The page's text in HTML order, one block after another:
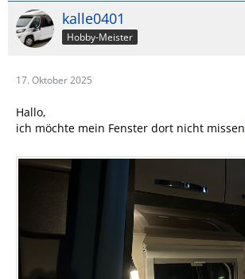
kalle0401
Hobby-Meister
17. Oktober 2025
Hallo,
ich möchte mein Fenster dort nicht missen